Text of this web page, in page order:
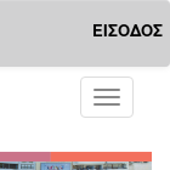
ΕΙΣΟΔΟΣ
Toggle